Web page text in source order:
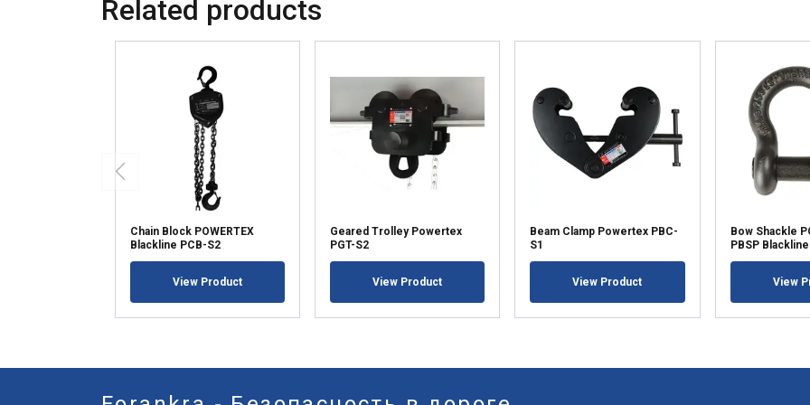
Related products
Chain Block POWERTEX
Blackline PCB-S2
View Product
Geared Trolley Powertex
PGT-S2
View Product
Beam Clamp Powertex PBC-
S1
View Product
Bow Shackle
PBSP Blackline
View